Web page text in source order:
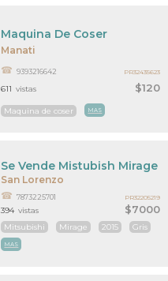
Manati
$120
Maquina De Coser
9393216642
Maquina de coser MAS
611 vistas
PR32435623
San Lorenzo
$7000
Se Vende Mistubish Mirage
7873225701
Mitsubishi Mirage 2015 Gris
MAS
394 vistas
PR32205219